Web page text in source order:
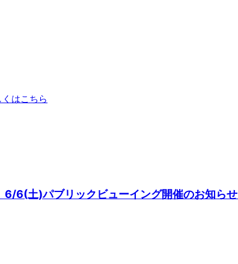
はこちら
6/6(土)パブリックビューイング開催のお知らせ